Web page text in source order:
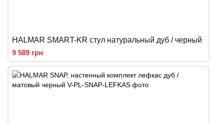
HALMAR SMART-KR стул натуральный дуб / черный
9 589 грн